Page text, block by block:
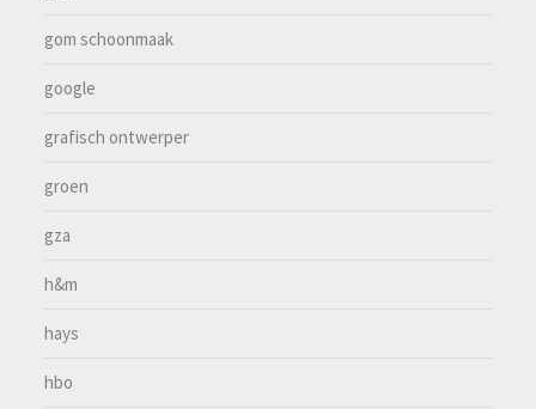
gom schoonmaak
google
grafisch ontwerper
groen
gza
h&m
hays
hbo